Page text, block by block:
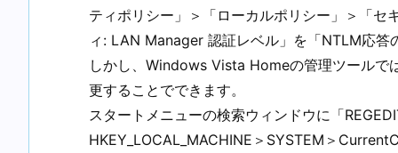
ティポリシー」＞「ローカルポリシー」＞「
ィ: LAN Manager 認証レベル」を「NTLM応答
しかし、Windows Vista Homeの管理ツールで
更することでできます。
スタートメニューの検索ウィンドウに「
HKEY_LOCAL_MACHINE＞SYSTEM＞